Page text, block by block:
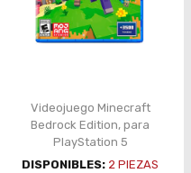
Videojuego Minecraft
Bedrock Edition, para
PlayStation 5
DISPONIBLES: 2 PIEZAS